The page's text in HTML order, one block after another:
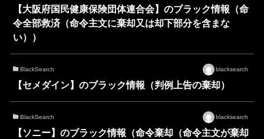
【大阪府国民健康保険団体連合会】のブラック情報（命
令全部救済（命令主文に棄却又は却下部分を含まな
い））
BlackSearch blacksearch
【セメダイン】のブラック情報（判例上告の棄却）
BlackSearch blacksearch
【ソニー】のブラック情報（命令棄却（命令主文が棄却